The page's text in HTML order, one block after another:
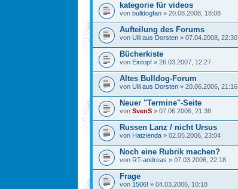
kategorie für videos
von bulldogfan » 20.08.2008, 18:08
Aufteilung des Forums
von Ulli aus Dorsten » 07.04.2008, 22:30
Bücherkiste
von Eintopf » 26.03.2007, 12:27
Altes Bulldog-Forum
von Ulli aus Dorsten » 20.06.2006, 21:16
Neuer "Termine"-Seite
von SvenS » 07.06.2006, 21:38
Russen Lanz / nicht Ursus
von Hatzienda » 02.05.2006, 23:04
Noch eine Rubrik machen?
von RT-andreas » 07.03.2006, 22:18
Frage
von 1506! » 04.03.2006, 10:18